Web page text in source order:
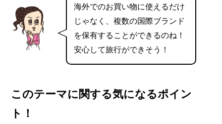
海外でのお買い物に使えるだけ
じゃなく、複数の国際ブランド
を保有することができるのね！
安心して旅行ができそう！
このテーマに関する気になるポイン
ト！